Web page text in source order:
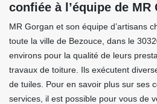
confiée à l’équipe de MR
MR Gorgan et son équipe d’artisans
toute la ville de Bezouce, dans le
environs pour la qualité de leurs
travaux de toiture. Ils exécutent
de tuiles. Pour en savoir plus sur ses
services, il est possible pour vous de